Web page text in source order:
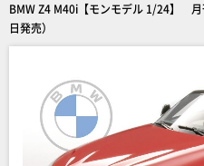
BMW Z4 M40i【モンモデル 1/24】
日発売）